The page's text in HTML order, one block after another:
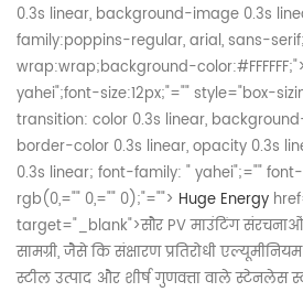
0.3s linear, background-image 0.3s
family:poppins-regular, arial, sans-
wrap:wrap;background-color:#FFFFFF;">
yahei";font-size:12px;"="" style="box-
transition: color 0.3s linear,
border-color 0.3s linear, opacity 0.3s
0.3s linear; font-family: " yahei";=""
rgb(0,="" 0,="" 0);"=""> Huge Energy
target="_blank">सौर PV माउंटिंग
सामग्री, जैसे कि संक्षारण प्रतिरोधी
स्टील उत्पाद और शीर्ष गुणवत्ता वाले स्टेनलेस